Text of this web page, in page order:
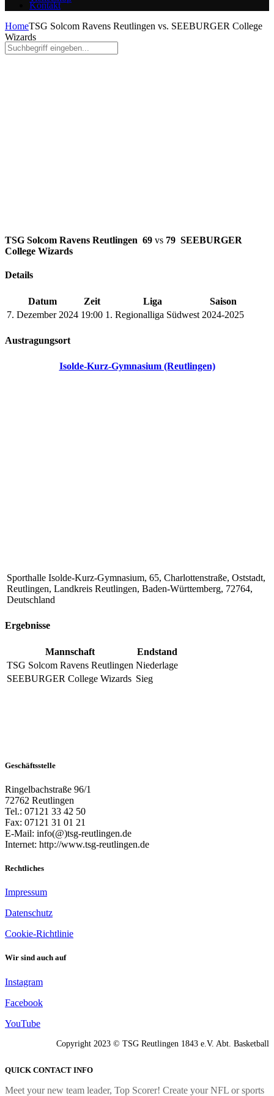
Kontakt
HomeTSG Solcom Ravens Reutlingen vs. SEEBURGER College
Wizards
TSG Solcom Ravens Reutlingen 69 vs 79 SEEBURGER
College Wizards
Details
Datum Zeit Liga
Saison
7. Dezember 2024 19:00 1. Regionalliga Südwest 2024-2025
Austragungsort
Isolde-Kurz-Gymnasium (Reutlingen)
Sporthalle Isolde-Kurz-Gymnasium, 65, Charlottenstraße, Oststadt,
Reutlingen, Landkreis Reutlingen, Baden-Württemberg, 72764,
Deutschland
Ergebnisse
Mannschaft
Endstand
TSG Solcom Ravens Reutlingen Niederlage
SEEBURGER College Wizards Sieg
Geschäftsstelle
Ringelbachstraße 96/1
72762 Reutlingen
Tel.: 07121 33 42 50
Fax: 07121 31 01 21
E-Mail: info(@)tsg-reutlingen.de
Internet: http://www.tsg-reutlingen.de
Rechtliches
Impressum
Datenschutz
Cookie-Richtlinie
Wir sind auch auf
Instagram
Facebook
YouTube
Copyright 2023 © TSG Reutlingen 1843 e.V. Abt. Basketball
QUICK CONTACT INFO
Meet your new team leader, Top Scorer! Create your NFL or sports